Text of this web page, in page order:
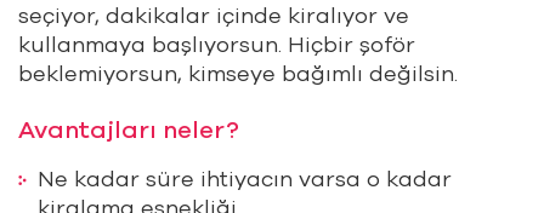
seçiyor, dakikalar içinde kiralıyor ve
kullanmaya başlıyorsun. Hiçbir şoför
beklemiyorsun, kimseye bağımlı değilsin.
Avantajları neler?
Ne kadar süre ihtiyacın varsa o kadar
kiralama esnekliği